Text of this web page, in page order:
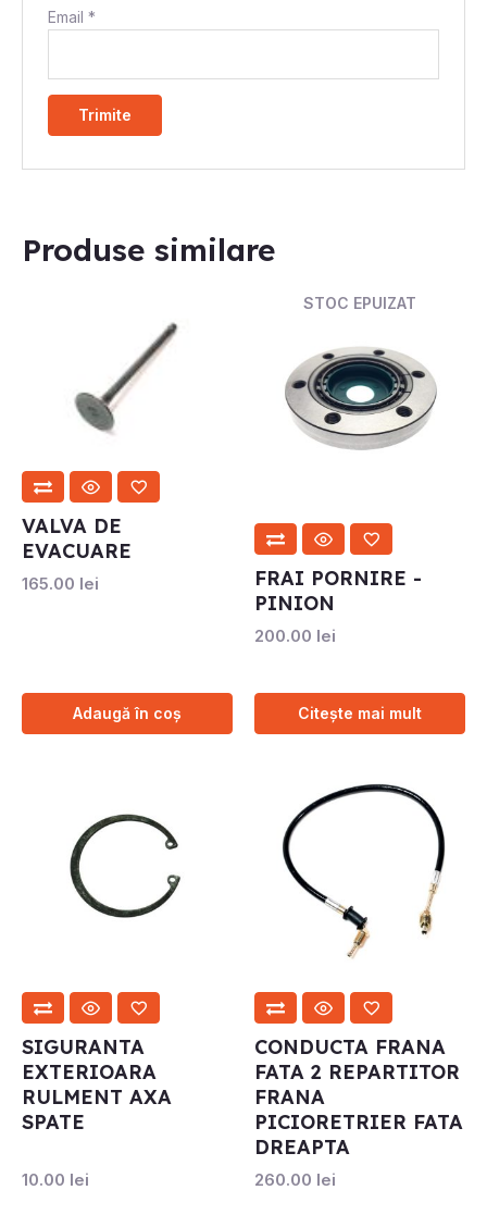
Email*
Produse similare
VALVA DE
EVACUARE
165.00 lei
Adaugă în coș
STOC EPUIZAT
FRAI PORNIRE -
PINION
200.00 lei
Citește mai mult
SIGURANTA
EXTERIOARA
RULMENT AXA
SPATE
10.00 lei
CONDUCTA FRANA
FATA 2 REPARTITOR
FRANA
PICIORETRIER FATA
DREAPTA
260.00 lei